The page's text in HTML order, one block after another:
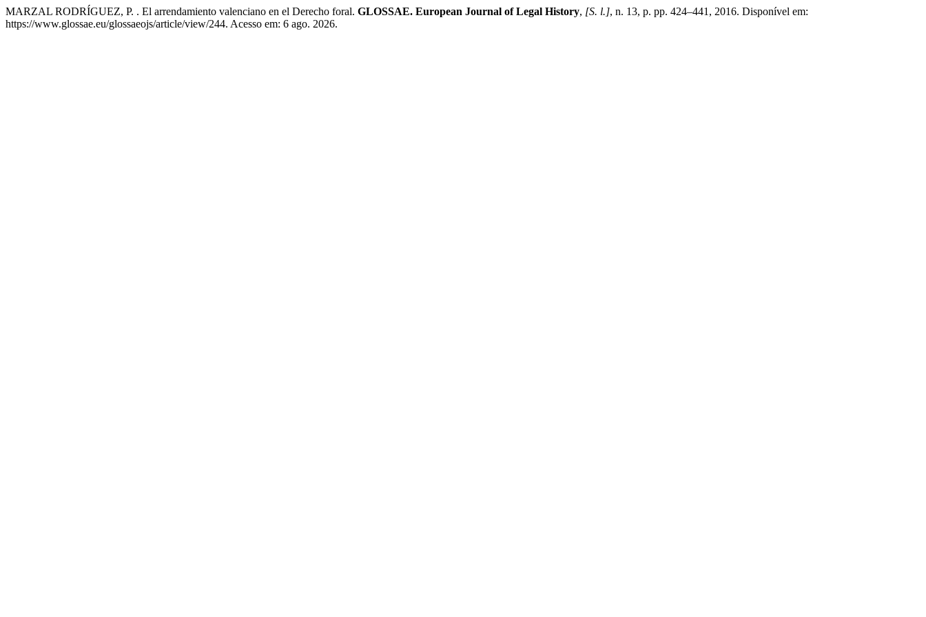
MARZAL RODRÍGUEZ, P. . El arrendamiento valenciano en el Derecho foral. GLOSSAE. European Journal of Legal History, [S. l.], n. 13, p. pp. 424–441, 2016. Disponível em:
https://www.glossae.eu/glossaeojs/article/view/244. Acesso em: 6 ago. 2026.